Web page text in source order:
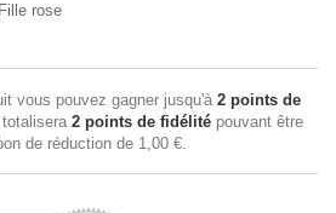
rose
vous pouvez gagner jusqu'à 2 points de
2 points de fidélité pouvant être
de réduction de 1,00 €.